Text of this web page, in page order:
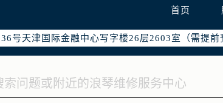
首页
1号东方广场写字楼W3座6层602室（需提前预约）
大街甲6号华熙国际中心写字楼D座11层1102室（
号天津国际金融中心写字楼26层2603室（需提前
港汇中心写字楼2座37层3705室（需提前预约）
1号（新街口）南京中心写字楼22层C1-1室（需提